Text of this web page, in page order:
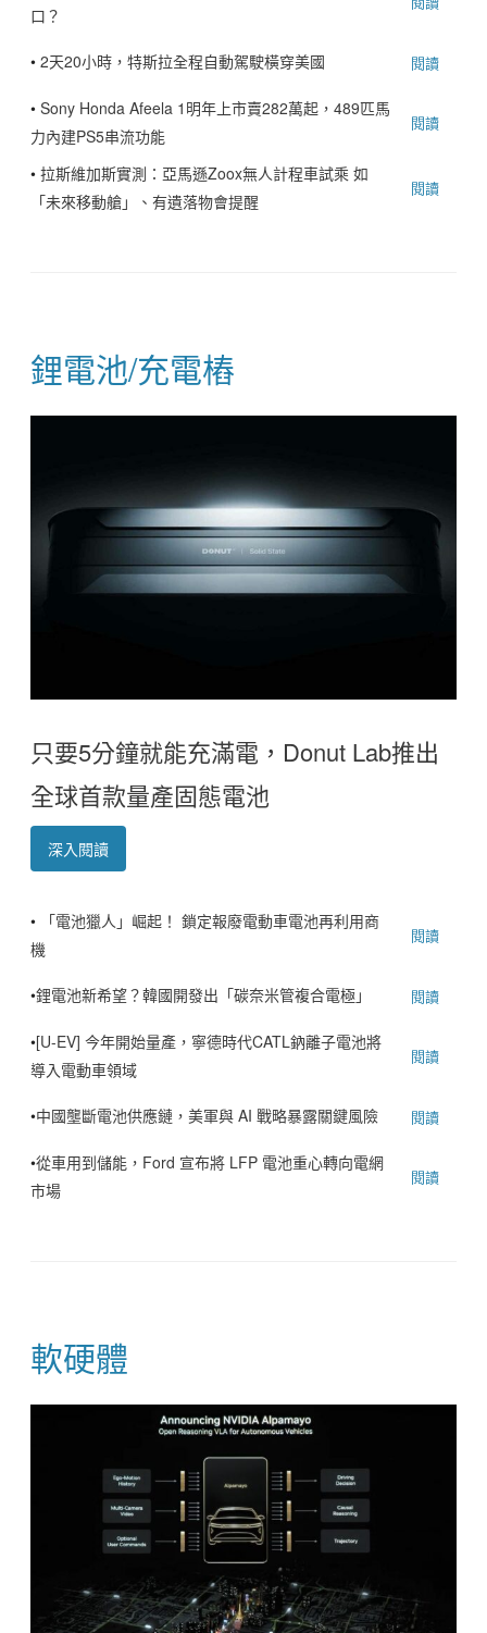
口？
• 2天20小時，特斯拉全程自動駕駛橫穿美國 閱讀
• Sony Honda Afeela 1明年上市賣282萬起，489匹馬
力內建PS5串流功能
閱讀
• 拉斯維加斯實測：亞馬遜Zoox無人計程車試乘 如
「未來移動艙」、有遺落物會提醒
閱讀
鋰電池/充電樁
只要5分鐘就能充滿電，Donut Lab推出
全球首款量產固態電池
深入閱讀
•
「電池獵人」崛起！ 鎖定報廢電動車電池再利用商
機
閱讀
•鋰電池新希望？韓國開發出「碳奈米管複合電極」 閱讀
•[U-EV] 今年開始量產，寧德時代CATL鈉離子電池將
導入電動車領域
閱讀
•中國壟斷電池供應鏈，美軍與 AI 戰略暴露關鍵風險 閱讀
•從車用到儲能，Ford 宣布將 LFP 電池重心轉向電網
市場
閱讀
軟硬體